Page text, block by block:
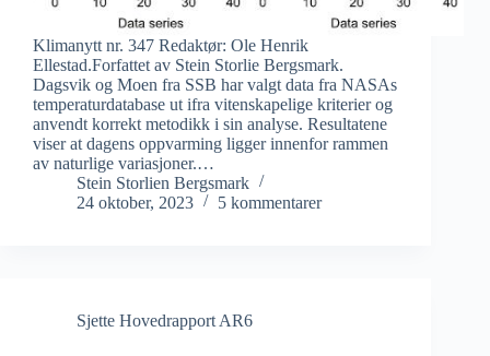
Klimanytt nr. 347 Redaktør: Ole Henrik
Ellestad.Forfattet av Stein Storlie Bergsmark.
Dagsvik og Moen fra SSB har valgt data fra NASAs
temperaturdatabase ut ifra vitenskapelige kriterier og
anvendt korrekt metodikk i sin analyse. Resultatene
viser at dagens oppvarming ligger innenfor rammen
av naturlige variasjoner.…
Stein Storlien Bergsmark
24 oktober, 2023
5 kommentarer
Sjette Hovedrapport AR6